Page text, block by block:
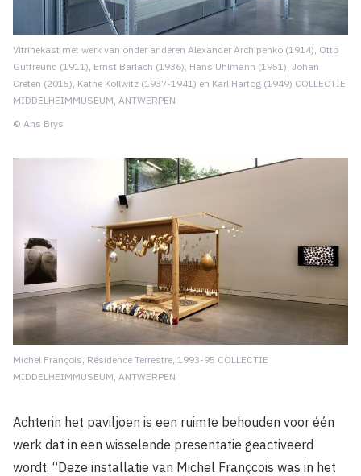
Vitrinekast met werk van onder anderen Alexander Archipenko (1914), Otto
Gutfreund (1911), Ernst Barlach (1936), Hans Uhlmann (1951), Johan
Creten (2015), Käthe Kollwitz (1937-1941) en Karl Hartog (1949) COLLECTIE
MIDDELHEIMMUSEUM, ANTWERPEN
© Ans Brys
Michel François, Résidence Terrestre, 1993-95 COLLECTIE
MIDDELHEIMMUSEUM, ANTWERPEN
Achterin het paviljoen is een ruimte behouden voor één
werk dat in een wisselende presentatie geactiveerd
wordt. “Deze installatie van Michel Françcois was in het